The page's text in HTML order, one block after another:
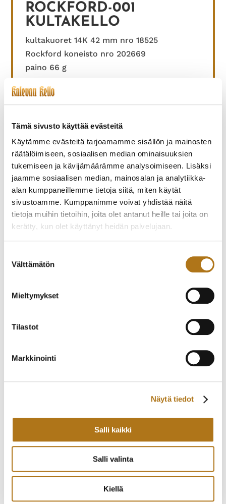
Tämä sivusto käyttää evästeitä
Käytämme evästeitä tarjoamamme sisällön ja mainosten
räätälöimiseen, sosiaalisen median ominaisuuksien
tukemiseen ja kävijämäärämme analysoimiseen. Lisäksi
jaamme sosiaalisen median, mainosalan ja analytiikka-
alan kumppaneillemme tietoja siitä, miten käytät
sivustoamme. Kumppanimme voivat yhdistää näitä
tietoja muihin tietoihin, joita olet antanut heille tai joita on
kerätty, kun olet käyttänyt heidän palvelujaan.
valinta
Välttämätön
Mieltymykset
Tilastot
Markkinointi
Näytä tiedot
Salli kaikki
Salli valinta
Kiellä
ROCKFORD-001
KULTAKELLO
kultakuoret 14K 42 mm nro 18525
Rockford koneisto nro 202669
paino 66 g
900,00
TUTUSTU MYÖS
200,00
ARSA KÄYTTÄMÄTÖN
LINNEA-001 POLHEM
240,00€